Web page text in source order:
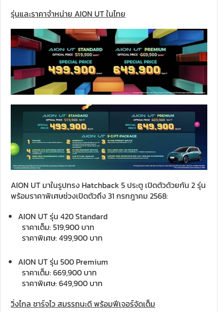
รุ่นและราคาจำหน่าย AION UT ในไทย
AION UT มาในรูปทรง Hatchback 5 ประตู เปิดตัวด้วยกัน 2 รุ่น
พร้อมราคาพิเศษช่วงเปิดตัวถึง 31 กรกฎาคม 2568:
AION UT รุ่น 420 Standard
ราคาเต็ม: 519,900 บาท
ราคาพิเศษ: 499,900 บาท
AION UT รุ่น 500 Premium
ราคาเต็ม: 669,900 บาท
ราคาพิเศษ: 649,900 บาท
วิ่งไกล ชาร์จไว สมรรถนะดี พร้อมฟีเจอร์จัดเต็ม